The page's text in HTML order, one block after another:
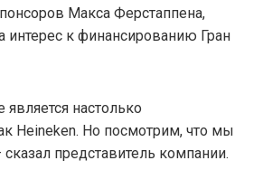
Макса Ферстаппена,
интерес к финансированию Гран
настолько
Heineken. Но посмотрим, что мы
представитель компании.